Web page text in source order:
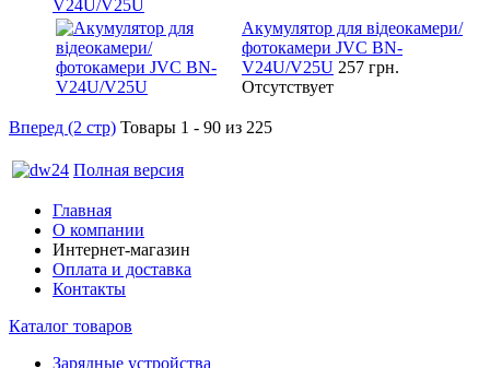
V24U/V25U
Акумулятор для відеокамери/
фотокамери JVC BN-
V24U/V25U 257 грн.
Отсутствует
Вперед (2 стр) Товары 1 - 90 из 225
Полная версия
Главная
О компании
Интернет-магазин
Оплата и доставка
Контакты
Каталог товаров
Зарядные устройства